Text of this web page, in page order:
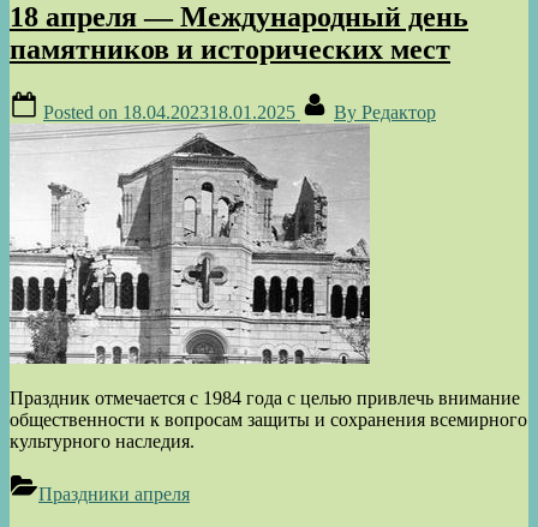
18 апреля — Международный день
памятников и исторических мест
Posted on 18.04.202318.01.2025 By Редактор
Праздник отмечается с 1984 года с целью привлечь внимание
общественности к вопросам защиты и сохранения всемирного
культурного наследия.
Праздники апреля